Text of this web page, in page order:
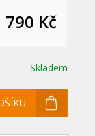
790 Kč
Skladem